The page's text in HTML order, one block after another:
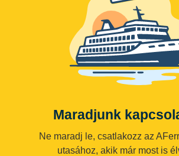
Maradjunk
Ne maradj le, csatlakozz az
utasához, akik már most is